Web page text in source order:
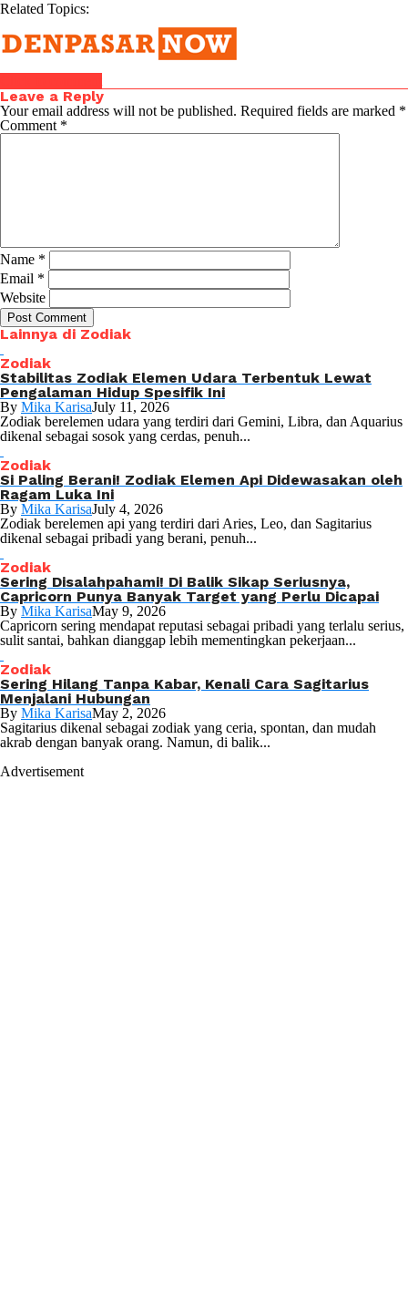
Related Topics:
Leave a Reply
Your email address will not be published. Required fields are marked *
Comment *
Name *
Email *
Website
Lainnya di Zodiak
Zodiak
Stabilitas Zodiak Elemen Udara Terbentuk Lewat
Pengalaman Hidup Spesifik Ini
By Mika KarisaJuly 11, 2026
Zodiak berelemen udara yang terdiri dari Gemini, Libra, dan Aquarius
dikenal sebagai sosok yang cerdas, penuh...
Zodiak
Si Paling Berani! Zodiak Elemen Api Didewasakan oleh
Ragam Luka Ini
By Mika KarisaJuly 4, 2026
Zodiak berelemen api yang terdiri dari Aries, Leo, dan Sagitarius
dikenal sebagai pribadi yang berani, penuh...
Zodiak
Sering Disalahpahami! Di Balik Sikap Seriusnya,
Capricorn Punya Banyak Target yang Perlu Dicapai
By Mika KarisaMay 9, 2026
Capricorn sering mendapat reputasi sebagai pribadi yang terlalu serius,
sulit santai, bahkan dianggap lebih mementingkan pekerjaan...
Zodiak
Sering Hilang Tanpa Kabar, Kenali Cara Sagitarius
Menjalani Hubungan
By Mika KarisaMay 2, 2026
Sagitarius dikenal sebagai zodiak yang ceria, spontan, dan mudah
akrab dengan banyak orang. Namun, di balik...
Advertisement